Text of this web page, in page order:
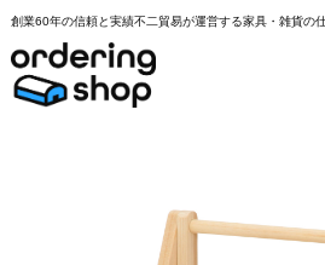
創業60年の信頼と実績不二貿易が運営する家具・雑貨の